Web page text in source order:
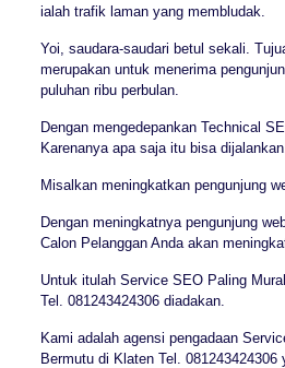
ialah trafik laman yang membludak.
Yoi, saudara-saudari betul sekali.
merupakan untuk menerima
puluhan ribu perbulan.
Dengan mengedepankan Technical
Karenanya apa saja itu bisa dijalankan.
Misalkan meningkatkan pengunjung
Dengan meningkatnya pengunjung
Calon Pelanggan Anda akan
Untuk itulah Service SEO Paling
Tel. 081243424306 diadakan.
Kami adalah agensi pengadaan
Bermutu di Klaten Tel.